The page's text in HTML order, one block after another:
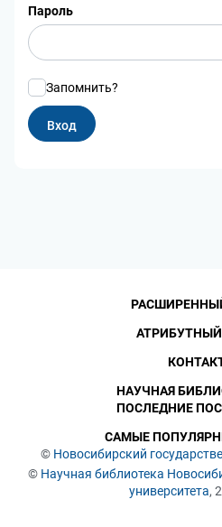
Пароль
Запомнить?
© Новосибирский
© Научная библиотека
университета,
НАУЧНАЯ
ПОСЛЕДНИЕ
САМЫЕ